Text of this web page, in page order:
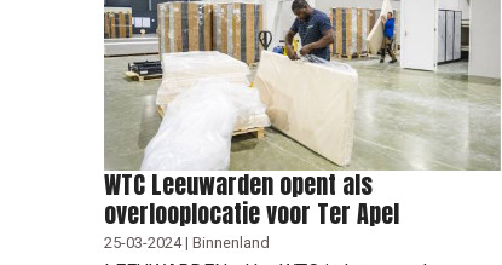
WTC Leeuwarden opent als
overlooplocatie voor Ter Apel
25-03-2024 | Binnenland